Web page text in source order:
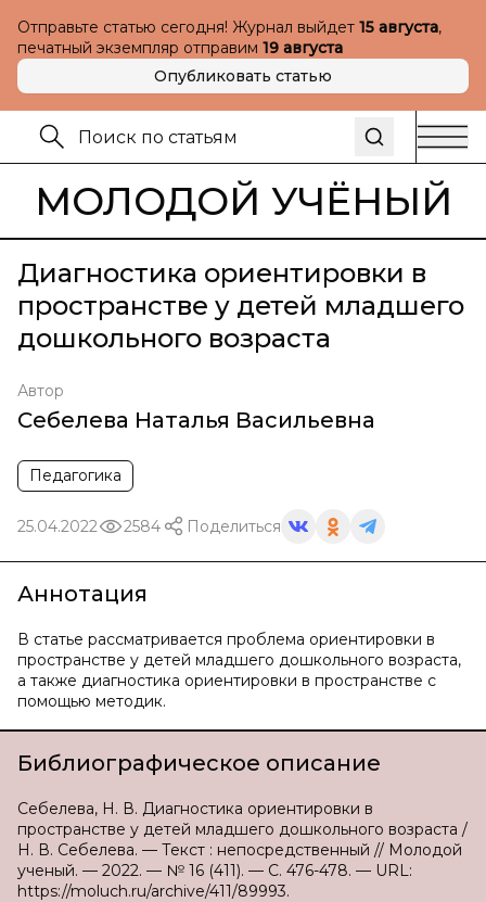
Отправьте статью сегодня! Журнал выйдет 15 августа,
печатный экземпляр отправим 19 августа
Опубликовать статью
МОЛОДОЙ УЧЁНЫЙ
Диагностика ориентировки в
пространстве у детей младшего
дошкольного возраста
Автор
Себелева Наталья Васильевна
Педагогика
25.04.2022 2584 Поделиться
Аннотация
В статье рассматривается проблема ориентировки в
пространстве у детей младшего дошкольного возраста,
а также диагностика ориентировки в пространстве с
помощью методик.
Библиографическое описание
Себелева, Н. В. Диагностика ориентировки в
пространстве у детей младшего дошкольного возраста /
Н. В. Себелева. — Текст : непосредственный // Молодой
ученый. — 2022. — № 16 (411). — С. 476-478. — URL:
https://moluch.ru/archive/411/89993.